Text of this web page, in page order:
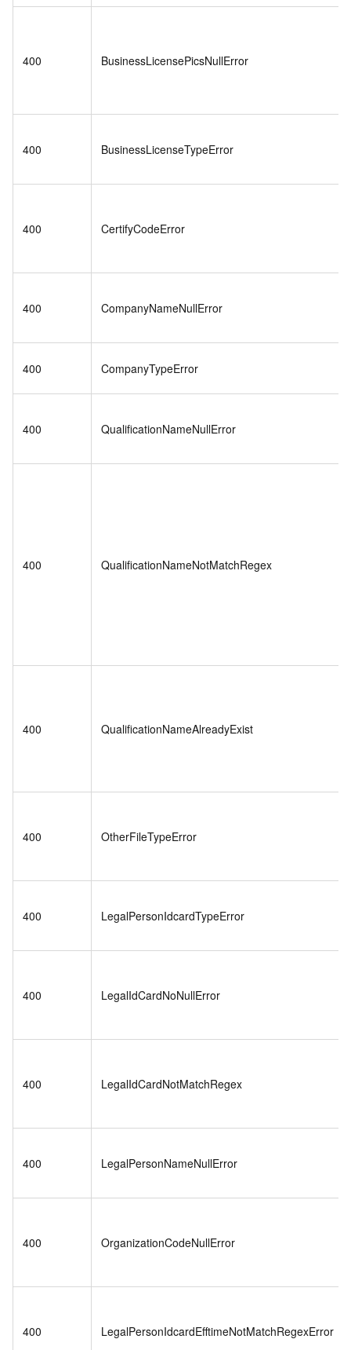
400 BusinessLicensePicsNullError
400 BusinessLicenseTypeError
400 CertifyCodeError
400 CompanyNameNullError
400 CompanyTypeError
400 QualificationNameNullError
400 QualificationNameNotMatchRegex
400 QualificationNameAlreadyExist
400 OtherFileTypeError
400 LegalPersonIdcardTypeError
400 LegalIdCardNoNullError
400 LegalIdCardNotMatchRegex
400 LegalPersonNameNullError
400 OrganizationCodeNullError
400 LegalPersonIdcardEfftimeNotMatchRegexError